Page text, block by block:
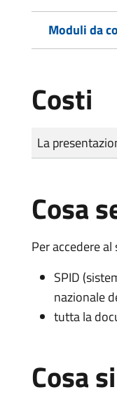
Moduli da
Costi
Tipo di
Importo
La
Cosa
Per accedere
SPID
nazionale
tutta la
Cosa